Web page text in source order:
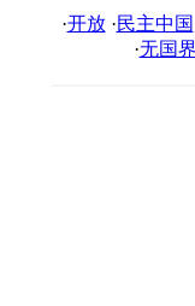
·开放·民主中国
·无国